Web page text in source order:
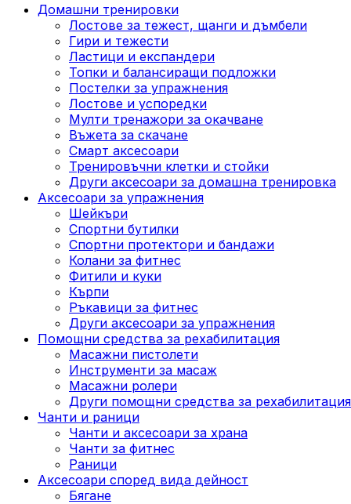
Домашни тренировки
Лостове за тежест, щанги и дъмбели
Гири и тежести
Ластици и експандери
Топки и балансиращи подложки
Постелки за упражнения
Лостове и успоредки
Мулти тренажори за окачване
Въжета за скачане
Смарт аксесоари
Тренировъчни клетки и стойки
Други аксесоари за домашна тренировка
Аксесоари за упражнения
Шейкъри
Спортни бутилки
Спортни протектори и бандажи
Колани за фитнес
Фитили и куки
Кърпи
Ръкавици за фитнес
Други аксесоари за упражнения
Помощни средства за рехабилитация
Масажни пистолети
Инструменти за масаж
Масажни ролери
Други помощни средства за рехабилитация
Чанти и раници
Чанти и аксесоари за храна
Чанти за фитнес
Раници
Аксесоари според вида дейност
Бягане